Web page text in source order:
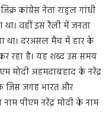
कांग्रेस नेता राहुल गांधी
वहीं इस रैली में जनता
था। दरअसल मैच में हार के
कर रहा है। यह शब्द उस समय
मोदी अहमदाबहाद के नरेंद्र
जिस जगह भारत और
पीएम नरेंद्र मोदी के नाम